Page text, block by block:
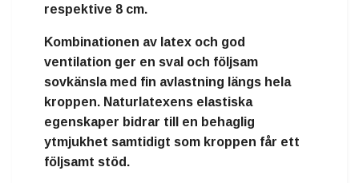
respektive 8 cm.
Kombinationen av latex och god
ventilation ger en sval och följsam
sovkänsla med fin avlastning längs hela
kroppen. Naturlatexens elastiska
egenskaper bidrar till en behaglig
ytmjukhet samtidigt som kroppen får ett
följsamt stöd.